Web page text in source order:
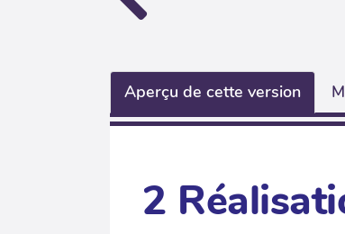
Aperçu de cette version
2